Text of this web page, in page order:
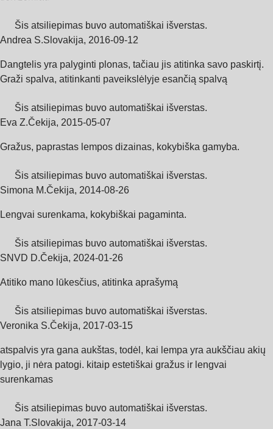
Šis atsiliepimas buvo automatiškai išverstas.
Andrea S.Slovakija, 2016‑09‑12
Dangtelis yra palyginti plonas, tačiau jis atitinka savo paskirtį.
Graži spalva, atitinkanti paveikslėlyje esančią spalvą
Šis atsiliepimas buvo automatiškai išverstas.
Eva Z.Čekija, 2015‑05‑07
Gražus, paprastas lempos dizainas, kokybiška gamyba.
Šis atsiliepimas buvo automatiškai išverstas.
Simona M.Čekija, 2014‑08‑26
Lengvai surenkama, kokybiškai pagaminta.
Šis atsiliepimas buvo automatiškai išverstas.
SNVD D.Čekija, 2024‑01‑26
Atitiko mano lūkesčius, atitinka aprašymą
Šis atsiliepimas buvo automatiškai išverstas.
Veronika S.Čekija, 2017‑03‑15
atspalvis yra gana aukštas, todėl, kai lempa yra aukščiau akių
lygio, ji nėra patogi. kitaip estetiškai gražus ir lengvai
surenkamas
Šis atsiliepimas buvo automatiškai išverstas.
Jana T.Slovakija, 2017‑03‑14